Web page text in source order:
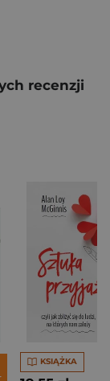
recenzji
KSIĄŻKA